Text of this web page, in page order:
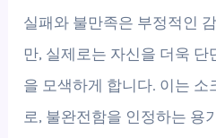
실패와 불만족은 부정적인
만, 실제로는 자신을 더욱 단
을 모색하게 합니다. 이는
로, 불완전함을 인정하는 용